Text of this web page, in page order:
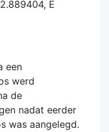
E
een
werd
de
nadat eerder
was aangelegd.